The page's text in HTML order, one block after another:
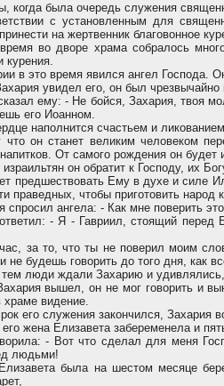
когда была очередь служения
с установленным для
на жертвенник благовонное
во дворе храма собралось
курения.
в это время явился ангел Господа.
увидел его, он был чрезвычайно
ему: - Не бойся, Захария, твоя
его Иоанном.
наполнится счастьем и
что он станет великим человеком
От самого рождения он
он обратит к Господу, их
предшествовать Ему в духе и силе
праведных, чтобы приготовить народ
спросил ангела: - Как мне поверить
- Я - Гавриил, стоящий перед
за то, что ты не поверил моим
не будешь говорить до того дня, как
люди ждали Захарию и
вышел, он не мог говорить и
храме видение.
его служения закончился, Захария
его жена Елизавета забеременела и
- Вот что сделал для меня
людьми!
была на шестом месяце